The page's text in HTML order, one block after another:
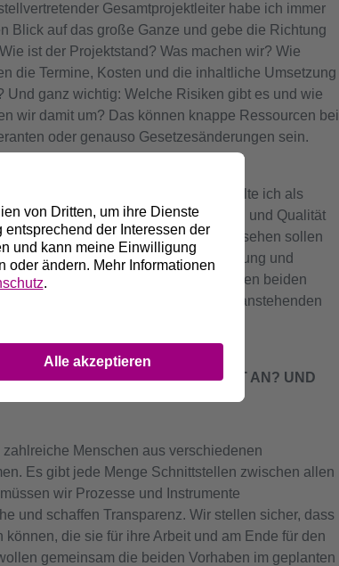
Gesamtprojektleiter habe ich immer
Blick auf das große Ganze und gebe die Richtung
ist der Projektstand? Was machen wir? Wie
die Termine, Kosten und die inhaltliche Umsetzung
Und ganz wichtig: Welche Risiken gibt es und wie
wir damit um? Das können knappe Ressourcen bei
oder genauso Gesetzesänderungen sein.
sehr wertvoll. Diese gestalte ich als
Projektplanung stets Termine, Kosten und Qualität
müssen, wie Prozesse aussehen sollen
wie die einzelnen Teams – von Planung und
B zusammenarbeiten. In meinen beiden
abgeschlossenen, laufenden und anstehenden
ES BEI DER ZUSAMMENARBEIT AN? UND
Menschen aus verschiedenen
Es gibt jede Menge Schnittstellen zwischen allen
wir Prozesse und Instrumente
und schaffen Transparenz. Wir stellen sicher, dass
die sie für ihre Arbeit und am Ende für den
gemeinsam die beiden Vorhaben im geplanten